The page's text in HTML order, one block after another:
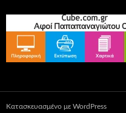
Κατασκευασμένο με WordPress